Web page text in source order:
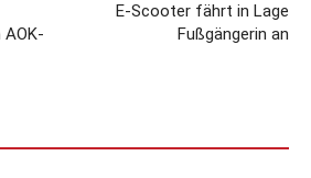
E-Scooter fährt in Lage
Fußgängerin an